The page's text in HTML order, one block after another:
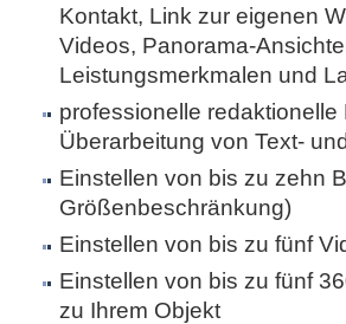
Kontakt, Link zur eigenen
Videos, Panorama-
Leistungsmerkmalen und
professionelle
Überarbeitung von Text-
Einstellen von bis zu zehn
Größenbeschränkung)
Einstellen von bis zu fünf
Einstellen von bis zu fünf
zu Ihrem Objekt